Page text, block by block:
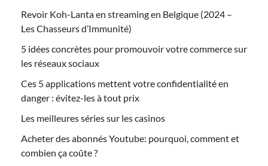
Revoir Koh-Lanta en streaming en Belgique (2024 –
Les Chasseurs d’Immunité)
5 idées concrètes pour promouvoir votre commerce sur
les réseaux sociaux
Ces 5 applications mettent votre confidentialité en
danger : évitez-les à tout prix
Les meilleures séries sur les casinos
Acheter des abonnés Youtube: pourquoi, comment et
combien ça coûte ?